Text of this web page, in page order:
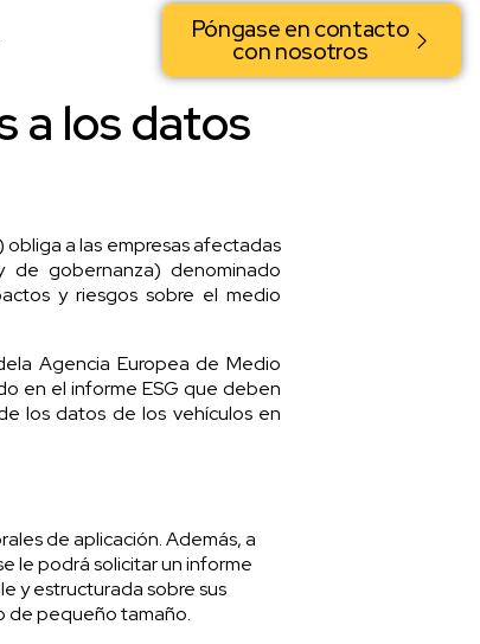
Póngase en contacto
con nosotros
a los datos
a las empresas afectadas
de gobernanza) denominado
y riesgos sobre el medio
la Agencia Europea de Medio
en el informe ESG que deben
los datos de los vehículos en
de aplicación. Además, a
le podrá solicitar un informe
y estructurada sobre sus
de pequeño tamaño.